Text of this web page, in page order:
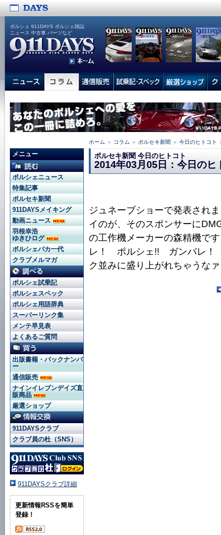
ポルシェ 911DAYS ポルシェ雑誌
ニュース 中古車 パーツなど
ホーム ＞ コラム ＞ ポルセキ新聞 ＞ 今日のヒトコト
ポルセキ新聞 今日のヒトコト
2014年03月05日：今日のヒ
ジュネーブショーで発表され
イのが、そのスポンサーに
の工作機メーカーの森精機で
レ！ ポルシェ!! ガンバレ！
ク並みに盛り上がれちゃうな
メニュー
ポルシェニュース
特集記事
ポルセキ新聞
911DAYSメイキング
動画ニュース
羽根幸浩
ゆきひログ
ポルシェバカ一代
クラブメルマガ
ポルシェ試乗記
ポルシェスペック
ポルシェ用語辞典
スーパーリンク集
メンテ早見表
よくあるご質問
出版書籍・バックナンバ
ー
通信販売
ナインイレブンデイズ直
販商品
厳選ショップ
911DAYSクラブ
クラブ員の杜（SNS）
911DAYSクラブ詳細
更新情報RSSを簡単
登録！